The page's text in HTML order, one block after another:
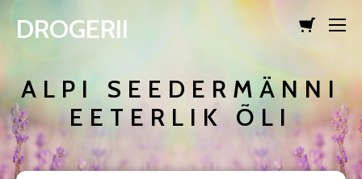
lisati ostukorvi.
DROGERII
ALPI SEEDERMÄNNI
EETERLIK ÕLI